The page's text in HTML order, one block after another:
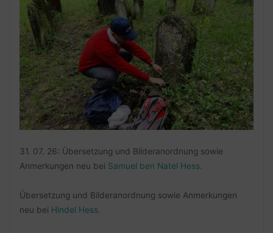
31. 07. 26: Übersetzung und Bilderanordnung sowie
Anmerkungen neu bei Samuel ben Natel Hess
Übersetzung und Bilderanordnung sowie Anmerkungen
neu bei Hindel Hess